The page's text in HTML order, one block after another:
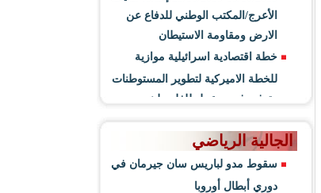
الأعرج/المكتب الوطني للدفاع عن
الارض ومقاومة الاستيطان
خطة اقتصادية اسرائيلية موازية
للخطة الاميركية لتطوير المستوطنات
وتوفير فرص عمل للفلسطينيين
الجالية الرياضي
سقوط مدو لباريس سان جيرمان في
دوري أبطال أوروبا